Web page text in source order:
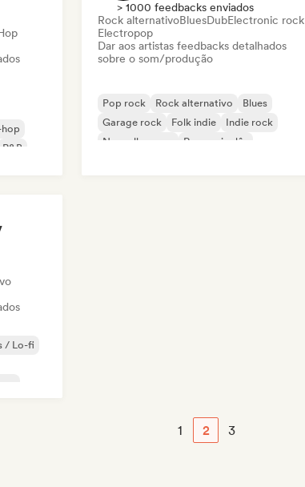
R&B
> 1000 feedbacks enviados
Rock alternativoBluesDubElectronic rock
Electropop
Dar aos artistas feedbacks detalhados
sobre o som/produção
Pop rock Rock alternativo
Blues
Garage rock
Folk indie
Indie rock
Nouvelle scene
Rap em inglês
/ Lo-fi
1 2 3